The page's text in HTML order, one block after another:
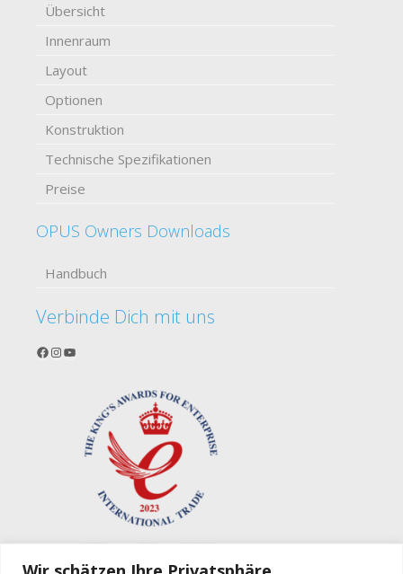
Übersicht
Innenraum
Layout
Optionen
Konstruktion
Technische Spezifikationen
Preise
OPUS Owners Downloads
Handbuch
Verbinde Dich mit uns
Facebook
Instagram